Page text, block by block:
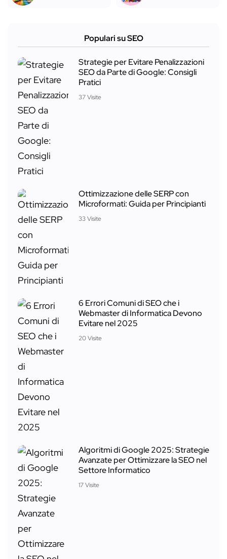
Populari su SEO
Strategie per Evitare Penalizzazioni
SEO da Parte di Google: Consigli
Pratici
37 Visite
Ottimizzazione delle SERP con
Microformati: Guida per Principianti
33 Visite
6 Errori Comuni di SEO che i
Webmaster di Informatica Devono
Evitare nel 2025
20 Visite
Algoritmi di Google 2025: Strategie
Avanzate per Ottimizzare la SEO nel
Settore Informatico
17 Visite